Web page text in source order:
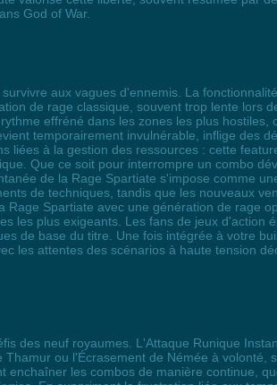
God of War.
aux vagues d'ennemis. La
de rage classique, souvent trop lente lors
effréné dans les zones les plus hostiles,
temporairement invulnérable, inflige des
liées à la gestion des ressources : cette
Que ce soit pour interrompre un combo
de la Rage Spartiate s'impose comme
de techniques, tandis que les nouveaux
Spartiate avec une génération de rage
les plus exigeants. Les fans de jeux d'action
de base du titre. Une fois intégrée à votre
les attentes des scénarios à haute tension
des neuf royaumes. L'Attaque Runique
ou l'Écrasement de Némée à volonté,
enchaîner les combos de manière continue,